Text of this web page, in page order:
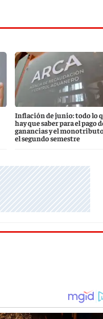
Inflación de junio: todo lo
hay que saber para el pago
ganancias y el
el segundo semestre